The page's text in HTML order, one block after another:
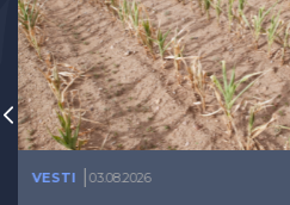
VESTI 03.08.2026